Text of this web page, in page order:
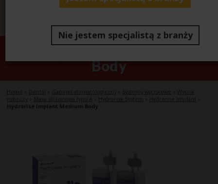
Hydrorise Implant Medium
Body
Home Dental Gabinet stomatologiczny Systemy wyciskowe
Wycisk
roboczy
Masa silikonowa typu A Hydrorise System Hydrorise Implant
Hydrorise Implant Medium Body
Nie jestem specjalistą z branży